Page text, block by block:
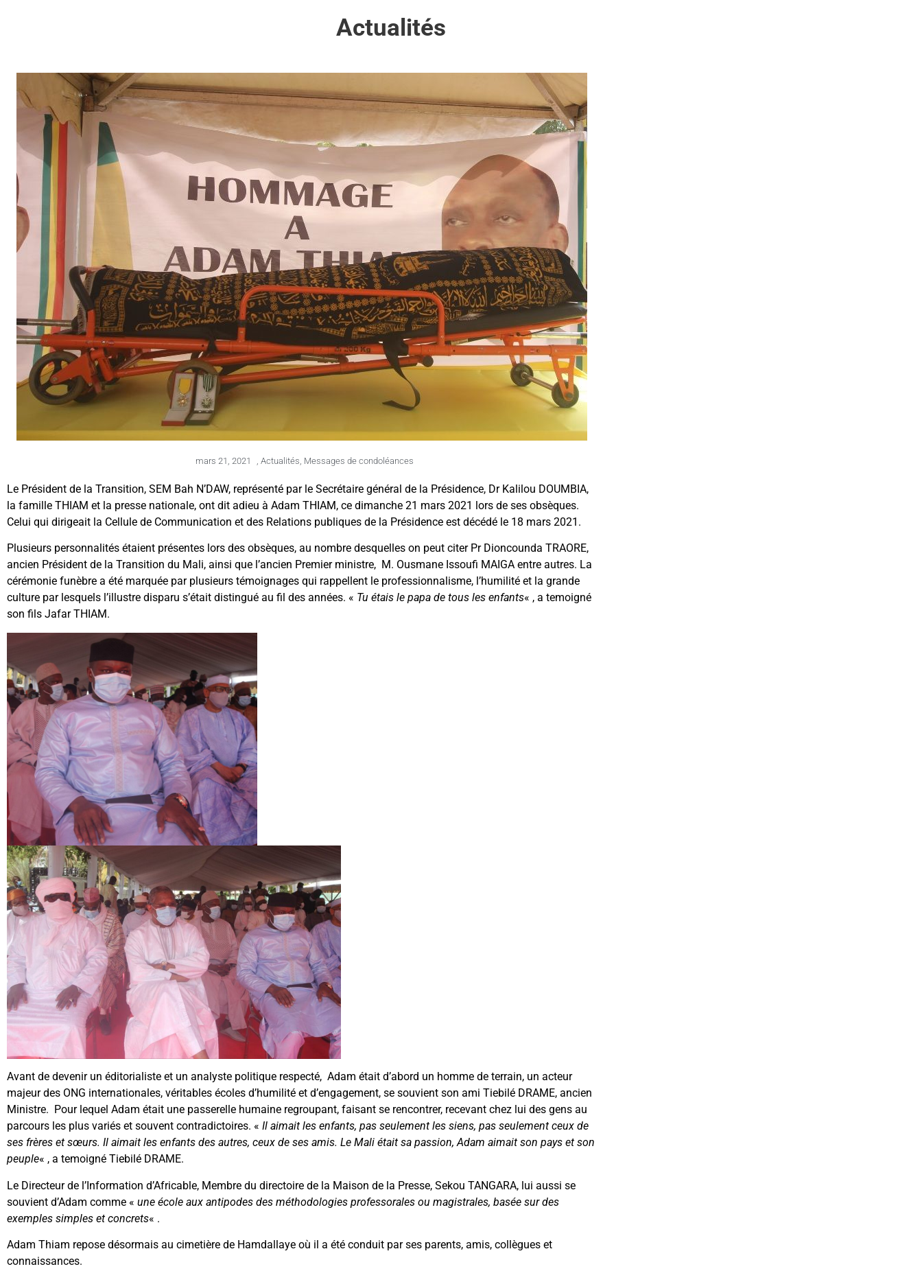
Actualités
mars 21, 2021 Actualités Messages de condoléances
Le Président de la Transition, SEM Bah N’DAW, représenté par le Secrétaire général de la Présidence, Dr Kalilou DOUMBIA,
la famille THIAM et la presse nationale, ont dit adieu à Adam THIAM, ce dimanche 21 mars 2021 lors de ses obsèques.
Celui qui dirigeait la Cellule de Communication et des Relations publiques de la Présidence est décédé le 18 mars 2021.
Plusieurs personnalités étaient présentes lors des obsèques, au nombre desquelles on peut citer Pr Dioncounda TRAORE,
ancien Président de la Transition du Mali, ainsi que l’ancien Premier ministre, M. Ousmane Issoufi MAIGA entre autres. La
cérémonie funèbre a été marquée par plusieurs témoignages qui rappellent le professionnalisme, l’humilité et la grande
culture par lesquels l’illustre disparu s’était distingué au fil des années. « Tu étais le papa de tous les enfants« , a temoigné
son fils Jafar THIAM.
Avant de devenir un éditorialiste et un analyste politique respecté, Adam était d’abord un homme de terrain, un acteur
majeur des ONG internationales, véritables écoles d’humilité et d’engagement, se souvient son ami Tiebilé DRAME, ancien
Ministre. Pour lequel Adam était une passerelle humaine regroupant, faisant se rencontrer, recevant chez lui des gens au
parcours les plus variés et souvent contradictoires. « Il aimait les enfants, pas seulement les siens, pas seulement ceux de
ses frères et sœurs. Il aimait les enfants des autres, ceux de ses amis. Le Mali était sa passion, Adam aimait son pays et son
peuple« , a temoigné Tiebilé DRAME.
Le Directeur de l’Information d’Africable, Membre du directoire de la Maison de la Presse, Sekou TANGARA, lui aussi se
souvient d’Adam comme « une école aux antipodes des méthodologies professorales ou magistrales, basée sur des
exemples simples et concrets« .
Adam Thiam repose désormais au cimetière de Hamdallaye où il a été conduit par ses parents, amis, collègues et
connaissances.